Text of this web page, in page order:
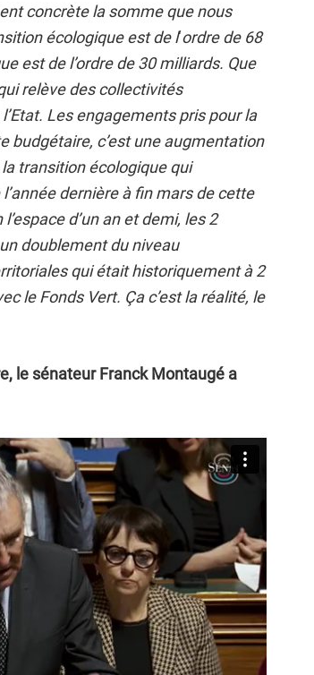
concrète la somme que nous
écologique est de l‘ordre de 68
est de l’ordre de 30 milliards. Que
relève des collectivités
Les engagements pris pour la
budgétaire, c’est une augmentation
transition écologique qui
dernière à fin mars de cette
d’un an et demi, les 2
doublement du niveau
qui était historiquement à 2
le Fonds Vert. Ça c’est la réalité, le
le sénateur Franck Montaugé a